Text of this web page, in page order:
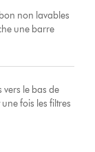
non lavables
une barre
vers le bas de
fois les filtres